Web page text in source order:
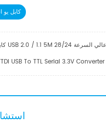
كابل
USB To TTL Serial 3.3V